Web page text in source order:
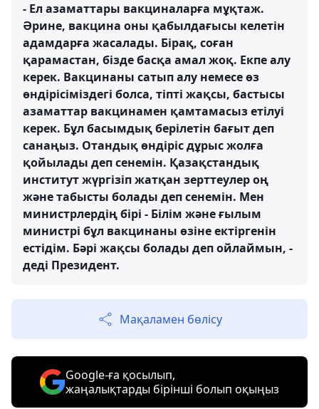
- Ел азаматтары вакциналарға мұқтаж.
Әрине, вакцина оны қабылдағысы келетін
адамдарға жасалады. Бірақ, соған
қарамастан, бізде басқа амал жоқ. Екпе алу
керек. Вакцинаны сатып алу немесе өз
өндірісіміздегі болса, тіпті жақсы, бастысы
азаматтар вакцинамен қамтамасыз етілуі
керек. Бұл басымдық берілетін бағыт деп
санаңыз. Отандық өндіріс дұрыс жолға
қойылады деп сенемін. Қазақстандық
институт жүргізіп жатқан зерттеулер оң
және табысты болады деп сенемін. Мен
министрлердің бірі - Білім және ғылым
министрі бұл вакцинаны өзіне ектіргенін
естідім. Бәрі жақсы болады деп ойлаймын, -
деді Президент.
Мақаламен бөлісу
Google-ға қосылып,
жаңалықтарды бірінші болып оқыңыз